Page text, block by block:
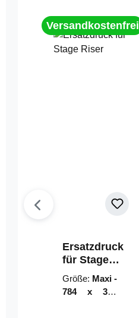
Versandkostenfrei
Ersatzdruck
für Stage
Riser
Größe: Maxi -
784 x 314